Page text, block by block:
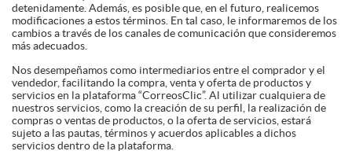
detenidamente. Además, es posible que, en el futuro, realicemos
modificaciones a estos términos. En tal caso, le informaremos de los
cambios a través de los canales de comunicación que consideremos
más adecuados.
Nos desempeñamos como intermediarios entre el comprador y el
vendedor, facilitando la compra, venta y oferta de productos y
servicios en la plataforma “CorreosClic”. Al utilizar cualquiera de
nuestros servicios, como la creación de su perfil, la realización de
compras o ventas de productos, o la oferta de servicios, estará
sujeto a las pautas, términos y acuerdos aplicables a dichos
servicios dentro de la plataforma.